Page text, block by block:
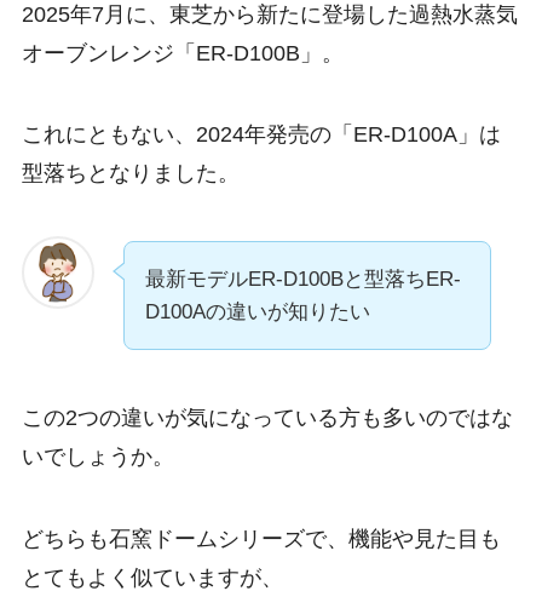
2025年7月に、東芝から新たに登場した過熱水蒸気
オーブンレンジ「 ER-D100B 」。
これにともない、2024年発売の「ER-D100A」は
型落ち となりました。
最新モデルER-D100Bと型落ちER-
D100Aの違いが知りたい
この2つの違いが気になっている方も多いのではな
いでしょうか。
どちらも石窯ドームシリーズで、機能や見た目も
とてもよく似ていますが、